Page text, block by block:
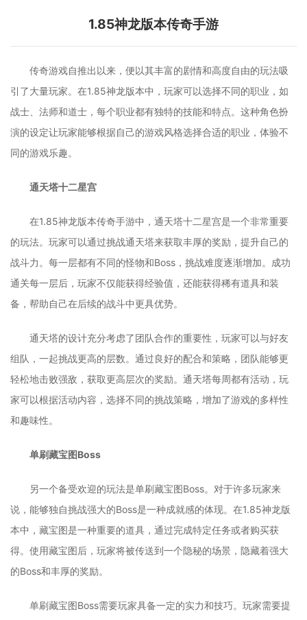
1.85神龙版本传奇手游
传奇游戏自推出以来，便以其丰富的剧情和高度自由的玩法吸
引了大量玩家。在1.85神龙版本中，玩家可以选择不同的职业，如
战士、法师和道士，每个职业都有独特的技能和特点。这种角色扮
演的设定让玩家能够根据自己的游戏风格选择合适的职业，体验不
同的游戏乐趣。
通天塔十二星宫
在1.85神龙版本传奇手游中，通天塔十二星宫是一个非常重要
的玩法。玩家可以通过挑战通天塔来获取丰厚的奖励，提升自己的
战斗力。每一层都有不同的怪物和Boss，挑战难度逐渐增加。成功
通关每一层后，玩家不仅能获得经验值，还能获得稀有道具和装
备，帮助自己在后续的战斗中更具优势。
通天塔的设计充分考虑了团队合作的重要性，玩家可以与好友
组队，一起挑战更高的层数。通过良好的配合和策略，团队能够更
轻松地击败强敌，获取更高层次的奖励。通天塔每周都有活动，玩
家可以根据活动内容，选择不同的挑战策略，增加了游戏的多样性
和趣味性。
单刷藏宝图Boss
另一个备受欢迎的玩法是单刷藏宝图Boss。对于许多玩家来
说，能够独自挑战强大的Boss是一种成就感的体现。在1.85神龙版
本中，藏宝图是一种重要的道具，通过完成特定任务或者购买获
得。使用藏宝图后，玩家将被传送到一个隐秘的场景，隐藏着强大
的Boss和丰厚的奖励。
单刷藏宝图Boss需要玩家具备一定的实力和技巧。玩家需要提